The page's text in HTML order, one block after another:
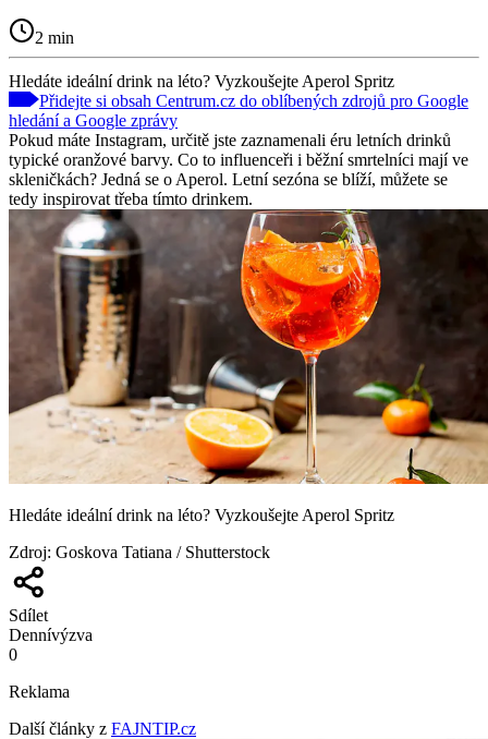
2 min
Hledáte ideální drink na léto? Vyzkoušejte Aperol Spritz
Přidejte si obsah Centrum.cz do oblíbených zdrojů pro Google
hledání a Google zprávy
Pokud máte Instagram, určitě jste zaznamenali éru letních drinků
typické oranžové barvy. Co to influenceři i běžní smrtelníci mají ve
skleničkách? Jedná se o Aperol. Letní sezóna se blíží, můžete se
tedy inspirovat třeba tímto drinkem.
Hledáte ideální drink na léto? Vyzkoušejte Aperol Spritz
Zdroj: Goskova Tatiana / Shutterstock
Sdílet
Dennívýzva
0
Reklama
Další články z FAJNTIP.cz